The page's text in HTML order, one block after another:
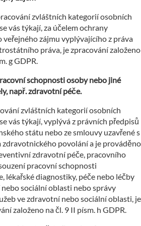
zvláštních kategorií osobních
vás týkají, za účelem ochrany
veřejného zájmu vyplývajícího z práva
práva, je zpracování založeno
g GDPR.
schopnosti osoby nebo jiné
např. zdravotní péče.
zvláštních kategorií osobních
vás týkají, vyplývá z právních předpisů
státu nebo ze smlouvy uzavřené s
zdravotnického povolání a je prováděno
zdravotní péče, pracovního
pracovní schopnosti
lékařské diagnostiky, péče nebo léčby
sociální oblasti nebo správy
ve zdravotní nebo sociální oblasti, je
založeno na čl. 9 II písm. h GDPR.